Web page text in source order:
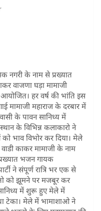
नगरी के नाम से प्रख्यात
वाजणा घड़ा मामाजी
हर वर्ष की भांति इस
मामाजी महाराज के दरबार में
के पावन सानिध्य में
के विभिन्न कलाकारो ने
भाव विभोर कर दिया। मेले
काकर मामाजी के नाम
भजन गायक
ने संपूर्ण रात्रि भर एक से
को झूमने पर मजबूर कर
में शुरू हुए मेले में
टेका। मेले में भामाशाओ ने